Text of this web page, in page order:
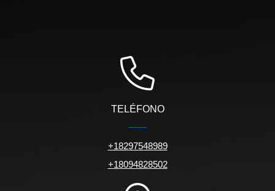
TELÉFONO
+18297548989
+18094828502